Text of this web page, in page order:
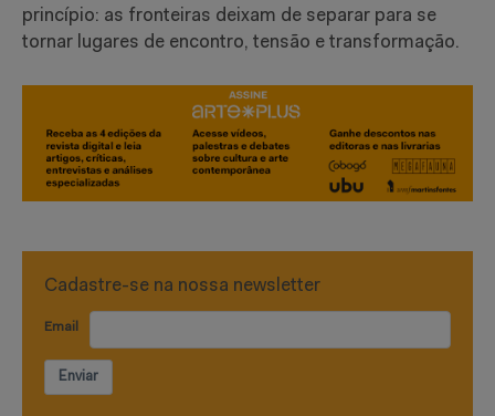
princípio: as fronteiras deixam de separar para se
tornar lugares de encontro, tensão e transformação.
Cadastre-se na nossa newsletter
Email
Enviar